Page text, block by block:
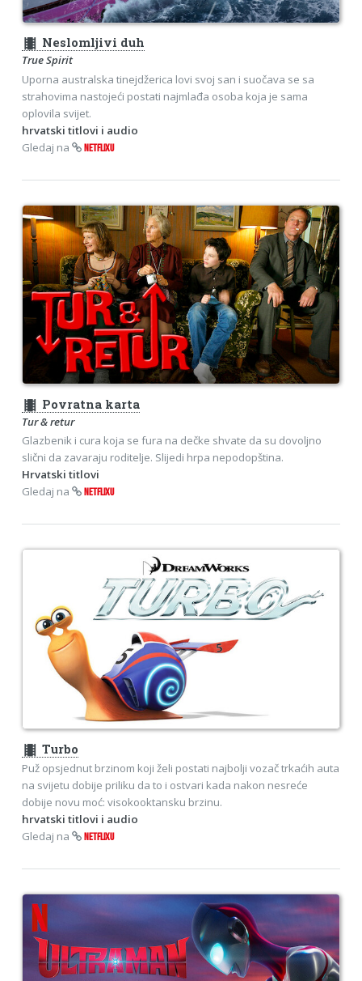
theaters Neslomljivi duh
True Spirit
Uporna australska tinejdžerica lovi svoj san i suočava se sa
strahovima nastojeći postati najmlađa osoba koja je sama
oplovila svijet.
hrvatski titlovi i audio
Gledaj na
NETFLIXU
theaters Povratna karta
Tur & retur
Glazbenik i cura koja se fura na dečke shvate da su dovoljno
slični da zavaraju roditelje. Slijedi hrpa nepodopština.
Hrvatski titlovi
Gledaj na
NETFLIXU
theaters Turbo
Puž opsjednut brzinom koji želi postati najbolji vozač trkaćih auta
na svijetu dobije priliku da to i ostvari kada nakon nesreće
dobije novu moć: visokooktansku brzinu.
hrvatski titlovi i audio
Gledaj na
NETFLIXU